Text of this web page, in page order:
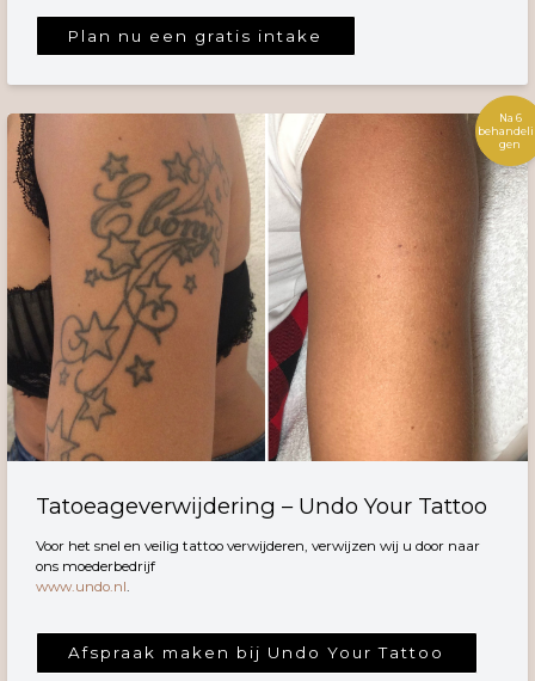
Plan nu een gratis intake
Tatoeageverwijdering – Undo Your Tattoo
Voor het snel en veilig tattoo verwijderen, verwijzen wij u door naar
ons moederbedrijf
www.undo.nl
Afspraak maken bij Undo Your Tattoo
Na 6
gen